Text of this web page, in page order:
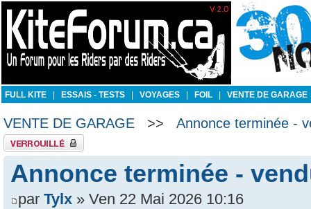
FULL KITE ESSAIS - TESTS VOYAGES FOIL VENTE DE GARAGE
VENTE DE GARAGE >> Annonce terminée -
Sujet verrouillé
Annonce terminée -
par Tylx » Ven 22 Mai 2026 10:16